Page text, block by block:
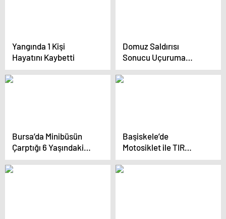
Yangında 1 Kişi
Hayatını Kaybetti
Domuz Saldırısı
Sonucu Uçuruma
Düşme
Bursa’da Minibüsün
Çarptığı 6 Yaşındaki
Çocuk Yaralandı
Başiskele’de
Motosiklet ile TIR
Kazası: İki Yaralı